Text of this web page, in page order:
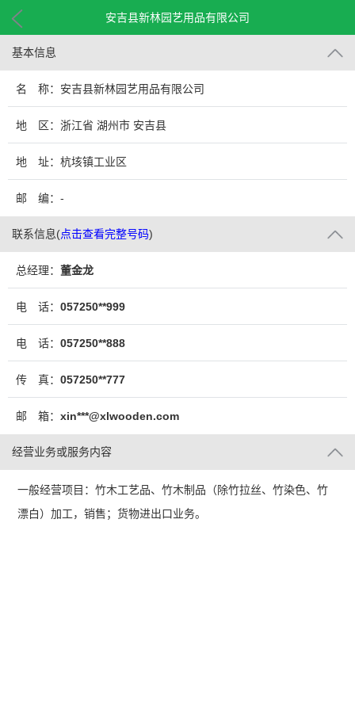
安吉县新林园艺用品有限公司
基本信息
名 称：安吉县新林园艺用品有限公司
地 区：浙江省 湖州市 安吉县
地 址：杭垓镇工业区
邮 编：-
联系信息(点击查看完整号码)
总经理： 董金龙
电 话： 057250**999
电 话： 057250**888
传 真： 057250**777
邮 箱： xin***@xlwooden.com
经营业务或服务内容
一般经营项目：竹木工艺品、竹木制品（除竹拉丝、竹染色、竹
漂白）加工，销售；货物进出口业务。